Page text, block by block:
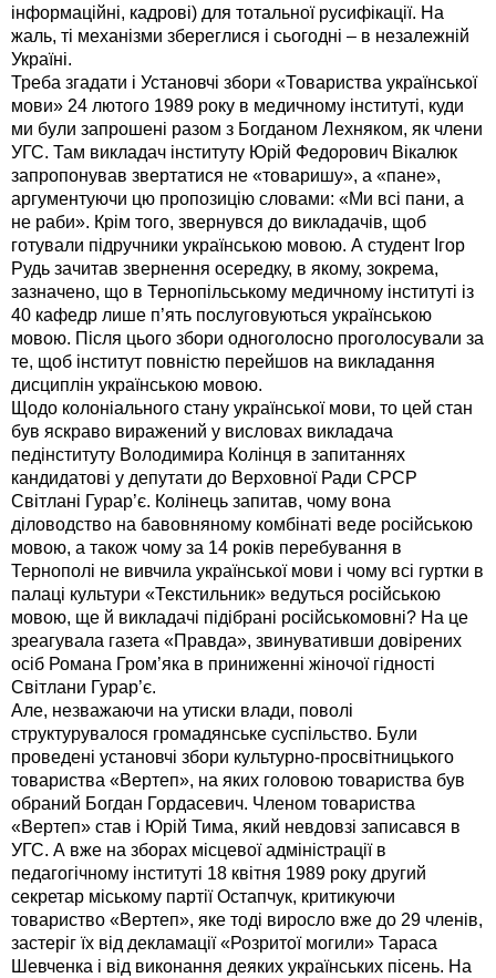
інформаційні, кадрові) для тотальної русифікації. На
жаль, ті механізми збереглися і сьогодні – в незалежній
Україні.
Треба згадати і Установчі збори «Товариства української
мови» 24 лютого 1989 року в медичному інституті, куди
ми були запрошені разом з Богданом Лехняком, як члени
УГС. Там викладач інституту Юрій Федорович Вікалюк
запропонував звертатися не «товаришу», а «пане»,
аргументуючи цю пропозицію словами: «Ми всі пани, а
не раби». Крім того, звернувся до викладачів, щоб
готували підручники українською мовою. А студент Ігор
Рудь зачитав звернення осередку, в якому, зокрема,
зазначено, що в Тернопільському медичному інституті із
40 кафедр лише п’ять послуговуються українською
мовою. Після цього збори одноголосно проголосували за
те, щоб інститут повністю перейшов на викладання
дисциплін українською мовою.
Щодо колоніального стану української мови, то цей стан
був яскраво виражений у висловах викладача
педінституту Володимира Колінця в запитаннях
кандидатові у депутати до Верховної Ради СРСР
Світлані Гурар’є. Колінець запитав, чому вона
діловодство на бавовняному комбінаті веде російською
мовою, а також чому за 14 років перебування в
Тернополі не вивчила української мови і чому всі гуртки в
палаці культури «Текстильник» ведуться російською
мовою, ще й викладачі підібрані російськомовні? На це
зреагувала газета «Правда», звинувативши довірених
осіб Романа Гром’яка в приниженні жіночої гідності
Світлани Гурар’є.
Але, незважаючи на утиски влади, поволі
структурувалося громадянське суспільство. Були
проведені установчі збори культурно-просвітницького
товариства «Вертеп», на яких головою товариства був
обраний Богдан Гордасевич. Членом товариства
«Вертеп» став і Юрій Тима, який невдовзі записався в
УГС. А вже на зборах місцевої адміністрації в
педагогічному інституті 18 квітня 1989 року другий
секретар міському партії Остапчук, критикуючи
товариство «Вертеп», яке тоді виросло вже до 29 членів,
застеріг їх від декламації «Розритої могили» Тараса
Шевченка і від виконання деяких українських пісень. На